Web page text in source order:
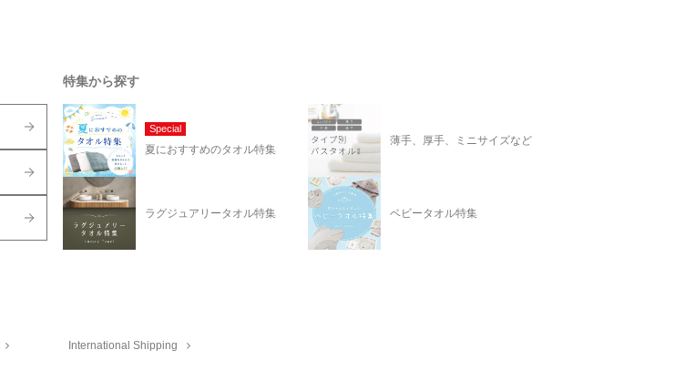
特集から探す
Special
夏におすすめのタオル特集
薄手、厚手、ミニサイズなど
ラグジュアリータオル特集 ベビータオル特集
International Shipping